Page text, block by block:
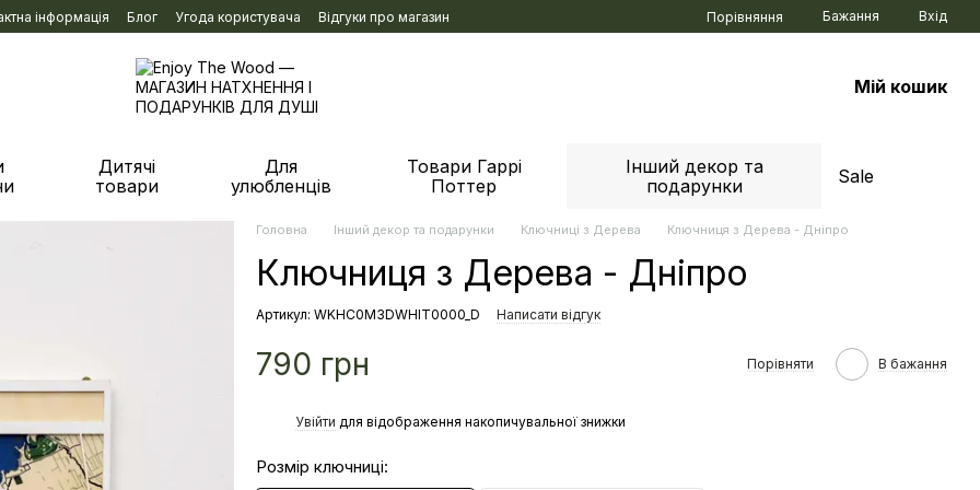
інформація Блог Угода користувача Відгуки про магазин Порівняння Бажання Вхід
Мій кошик
Дитячі
товари
Для
улюбленців
Товари Гаррі
Поттер
Інший декор та
подарунки
Sale
Головна Інший декор та подарунки Ключниці з Дерева Ключниця з Дерева - Дніпро
Ключниця з Дерева - Дніпро
Артикул: WKHC0M3DWHIT0000_D Написати відгук
790 грн Порівняти В бажання
Увійти для відображення накопичувальної знижки
Розмір ключниці: